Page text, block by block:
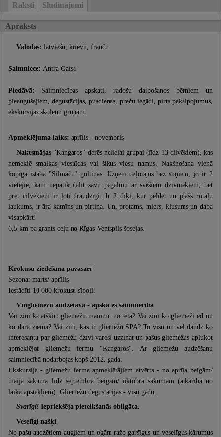
Raksti
Sludinājumi
Apraksts
Valodas: latviešu, krievu, franču
Saimniece: Antra Gaisa
Piedāvā: Saimniecības apskati, radošu darbošanos bērniem un
pieaugušajiem, degustācijas, pusdienas, preču iegādi, pirts pakalpojumus,
ekskursijas skolēnu grupām.
Apmeklējuma laiks: aprīlis - novembris
Naktsmājas "Kangaros" derēs nelielai grupai (līdz 13 cilvēkiem), kas
nemeklē smalkas viesnīcas vai šikus viesu namus. Nakšņošana vienā
kopīgā istabā "Silmaču" gultiņās. Uzņem ceļotājus bez suņiem, jo ir 2
vietējie, kam nepatīk dalīt savu pagalmu ar svešiem dzīvniekiem, bet
pret cilvēkiem ir ļoti draudzīgi. Ir 2 dīķi, kur peldēt un plašs rotaļu
laukums, ir āra kamīns un pirtiņa. Un, protams, miers, klusums un daba
visapkārt!
6,5 km pa grants ceļu no Rīgas-Ventspils šosejas.
Krokusu ziedēšana pavasarī
Sezona: marts/ aprīlis
Iestādīti 10 000 krokusu sīpoli.
Vīngliemežu audzētava - apskates saimniecība
Vai zini kā atšķirt gliemežu mammu no tēta? Vai zini ko gliemeži ēd un
ko dara ziemā? Vai zini, kas ir gliemežu SPA? To visu un vēl daudz ko
interesantu par gliemežu dzīvi varēsi uzzināt un pašus gliemežus aplūkot
apmeklējot gliemežu fermu "Kangaros". Ar gliemežu audzēšanu
saimniecībā nodarbojas kopš 2012. gada.
Ekskursija - gliemežu ferma apmeklētājiem atvērta - no aprīļa beigām/
maija sākuma līdz septembra beigām/ oktobra sākumam (atkarībā no
laika apstākļiem). Gliemežu degustācijas - visu gadu.
Svarīgi! Iepriekšēja pieteikšanās obligāta.
Veselīgi našķi
No pašu audzētiem augļiem un ogām ražo garšīgus un veselīgus kārumus